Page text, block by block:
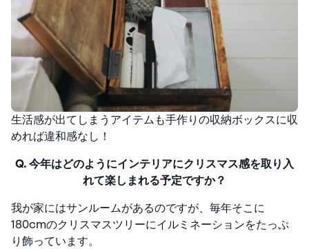
生活感が出てしまうアイテムも手作りの収納ボックスに収
めれば違和感なし！
Q. 今年はどのようにインテリアにクリスマス感を取り入
れて楽しまれる予定ですか？
我が家にはサンルームがあるのですが、毎年そこに
180cmのクリスマスツリーにイルミネーションをたっぷ
り飾っています。